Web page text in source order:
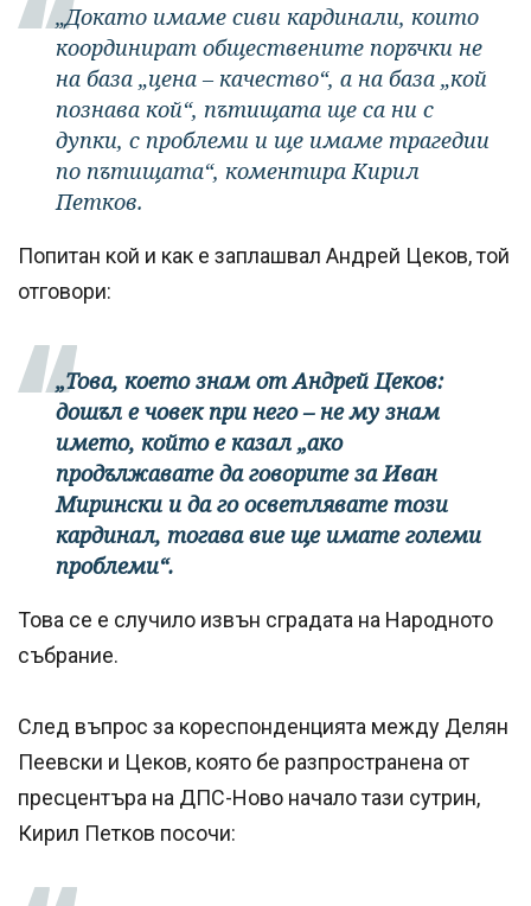
„Докато имаме сиви кардинали, които
координират обществените поръчки не
на база „цена – качество“, а на база „кой
познава кой“, пътищата ще са ни с
дупки, с проблеми и ще имаме трагедии
по пътищата“, коментира Кирил
Петков.
Попитан кой и как е заплашвал Андрей Цеков, той
отговори:
„Това, което знам от Андрей Цеков:
дошъл е човек при него – не му знам
името, който е казал „ако
продължавате да говорите за Иван
Мирински и да го осветлявате този
кардинал, тогава вие ще имате големи
проблеми“.
Това се е случило извън сградата на Народното
събрание.
След въпрос за кореспонденцията между Делян
Пеевски и Цеков, която бе разпространена от
пресцентъра на ДПС-Ново начало тази сутрин,
Кирил Петков посочи: